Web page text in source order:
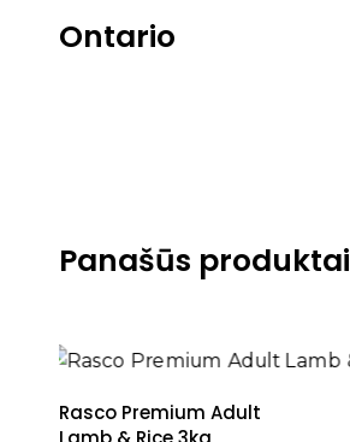
Ontario
Panašūs produktai
Rasco Premium Adult